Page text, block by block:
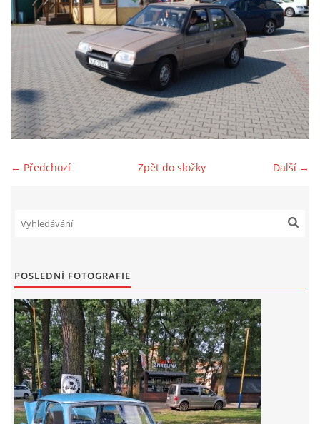
Kalendář veteránských akcí 2026
Prvomájová jízda 2026
Old Fiat Club historie
Vývozy a osvědčení
Benzín - Čas bioblaženosti přichází
Moderní nafta
Stanovy Old Fiat Clubu, z. s.
← Předchozí Další →
Zpět do složky
POSLEDNÍ FOTOGRAFIE